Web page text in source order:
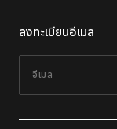
ลงทะเบียนอีเมล